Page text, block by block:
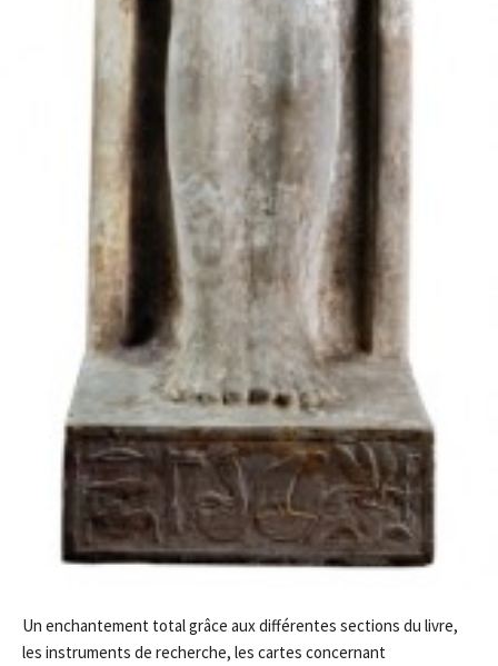
Un enchantement total grâce aux différentes sections du livre,
les instruments de recherche, les cartes concernant